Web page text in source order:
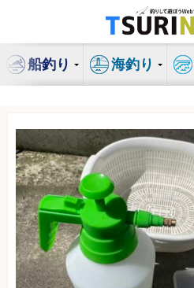
ン
船釣り 海釣り